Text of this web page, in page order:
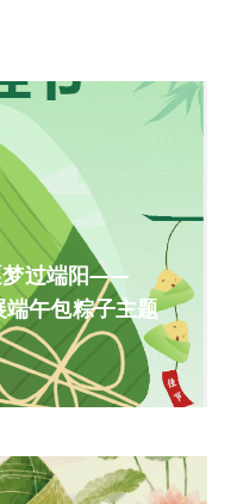
梦过端阳——
午包粽子主题